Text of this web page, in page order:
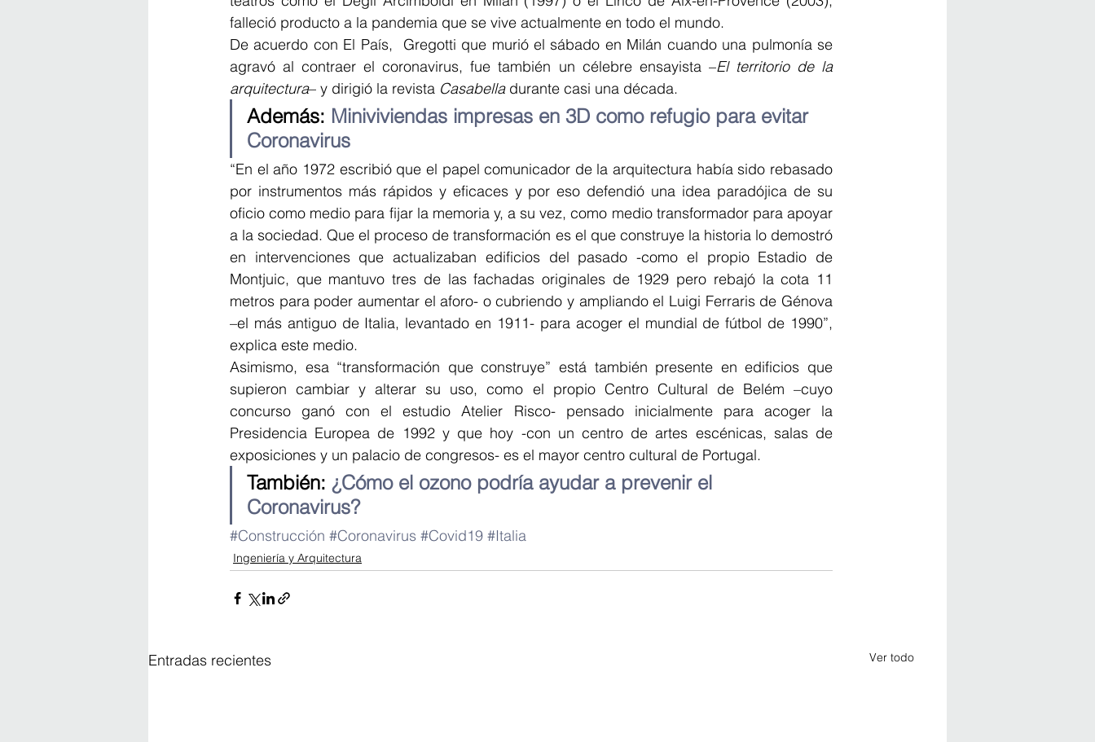
falleció producto a la pandemia que se vive actualmente en todo el mundo.
De acuerdo con El País,  Gregotti que murió el sábado en Milán cuando una pulmonía se
agravó al contraer el coronavirus, fue también un célebre ensayista –El territorio de la
arquitectura– y dirigió la revista Casabella durante casi una década.
Además: Miniviviendas impresas en 3D como refugio para evitar
Coronavirus
“En el año 1972 escribió que el papel comunicador de la arquitectura había sido rebasado
por instrumentos más rápidos y eficaces y por eso defendió una idea paradójica de su
oficio como medio para fijar la memoria y, a su vez, como medio transformador para apoyar
a la sociedad. Que el proceso de transformación es el que construye la historia lo demostró
en intervenciones que actualizaban edificios del pasado -como el propio Estadio de
Montjuic, que mantuvo tres de las fachadas originales de 1929 pero rebajó la cota 11
metros para poder aumentar el aforo- o cubriendo y ampliando el Luigi Ferraris de Génova
–el más antiguo de Italia, levantado en 1911- para acoger el mundial de fútbol de 1990”,
explica este medio.
Asimismo, esa “transformación que construye” está también presente en edificios que
supieron cambiar y alterar su uso, como el propio Centro Cultural de Belém –cuyo
concurso ganó con el estudio Atelier Risco- pensado inicialmente para acoger la
Presidencia Europea de 1992 y que hoy -con un centro de artes escénicas, salas de
exposiciones y un palacio de congresos- es el mayor centro cultural de Portugal.
También: ¿Cómo el ozono podría ayudar a prevenir el
Coronavirus?
#Construcción #Coronavirus #Covid19 #Italia
Ingeniería y Arquitectura
Entradas recientes Ver todo